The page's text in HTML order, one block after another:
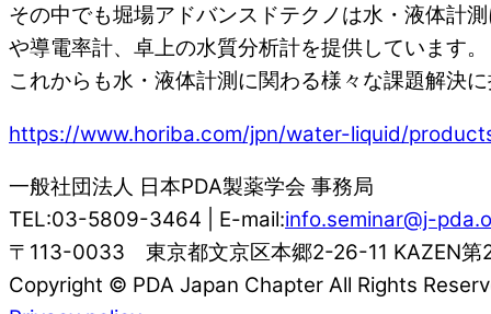
その中でも堀場アドバンスドテクノは水・液体計
や導電率計、卓上の水質分析計を提供しています。
これからも水・液体計測に関わる様々な課題解決に
https://www.horiba.com/jpn/water-liquid/
一般社団法人 日本PDA製薬学会 事務局
TEL:03-5809-3464 | E-mail:info.seminar@j-
〒113-0033 東京都文京区本郷2-26-11 KAZEN第
Copyright © PDA Japan Chapter All Rights